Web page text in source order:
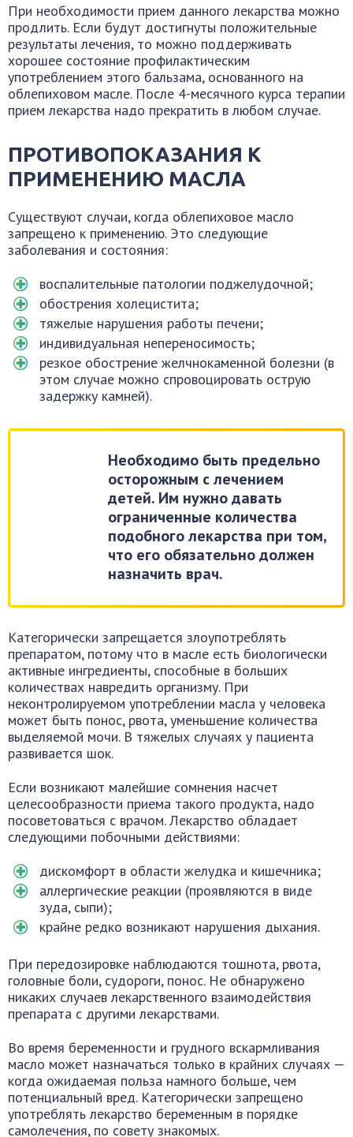
При необходимости прием данного лекарства можно
продлить. Если будут достигнуты положительные
результаты лечения, то можно поддерживать
хорошее состояние профилактическим
употреблением этого бальзама, основанного на
облепиховом масле. После 4-месячного курса терапии
прием лекарства надо прекратить в любом случае.
ПРОТИВОПОКАЗАНИЯ К
ПРИМЕНЕНИЮ МАСЛА
Существуют случаи, когда облепиховое масло
запрещено к применению. Это следующие
заболевания и состояния:
воспалительные патологии поджелудочной;
обострения холецистита;
тяжелые нарушения работы печени;
индивидуальная непереносимость;
резкое обострение желчнокаменной болезни (в
этом случае можно спровоцировать острую
задержку камней).
Необходимо быть предельно
осторожным с лечением
детей. Им нужно давать
ограниченные количества
подобного лекарства при том,
что его обязательно должен
назначить врач.
Категорически запрещается злоупотреблять
препаратом, потому что в масле есть биологически
активные ингредиенты, способные в больших
количествах навредить организму. При
неконтролируемом употреблении масла у человека
может быть понос, рвота, уменьшение количества
выделяемой мочи. В тяжелых случаях у пациента
развивается шок.
Если возникают малейшие сомнения насчет
целесообразности приема такого продукта, надо
посоветоваться с врачом. Лекарство обладает
следующими побочными действиями:
дискомфорт в области желудка и кишечника;
аллергические реакции (проявляются в виде
зуда, сыпи);
крайне редко возникают нарушения дыхания.
При передозировке наблюдаются тошнота, рвота,
головные боли, судороги, понос. Не обнаружено
никаких случаев лекарственного взаимодействия
препарата с другими лекарствами.
Во время беременности и грудного вскармливания
масло может назначаться только в крайних случаях —
когда ожидаемая польза намного больше, чем
потенциальный вред. Категорически запрещено
употреблять лекарство беременным в порядке
самолечения, по совету знакомых.